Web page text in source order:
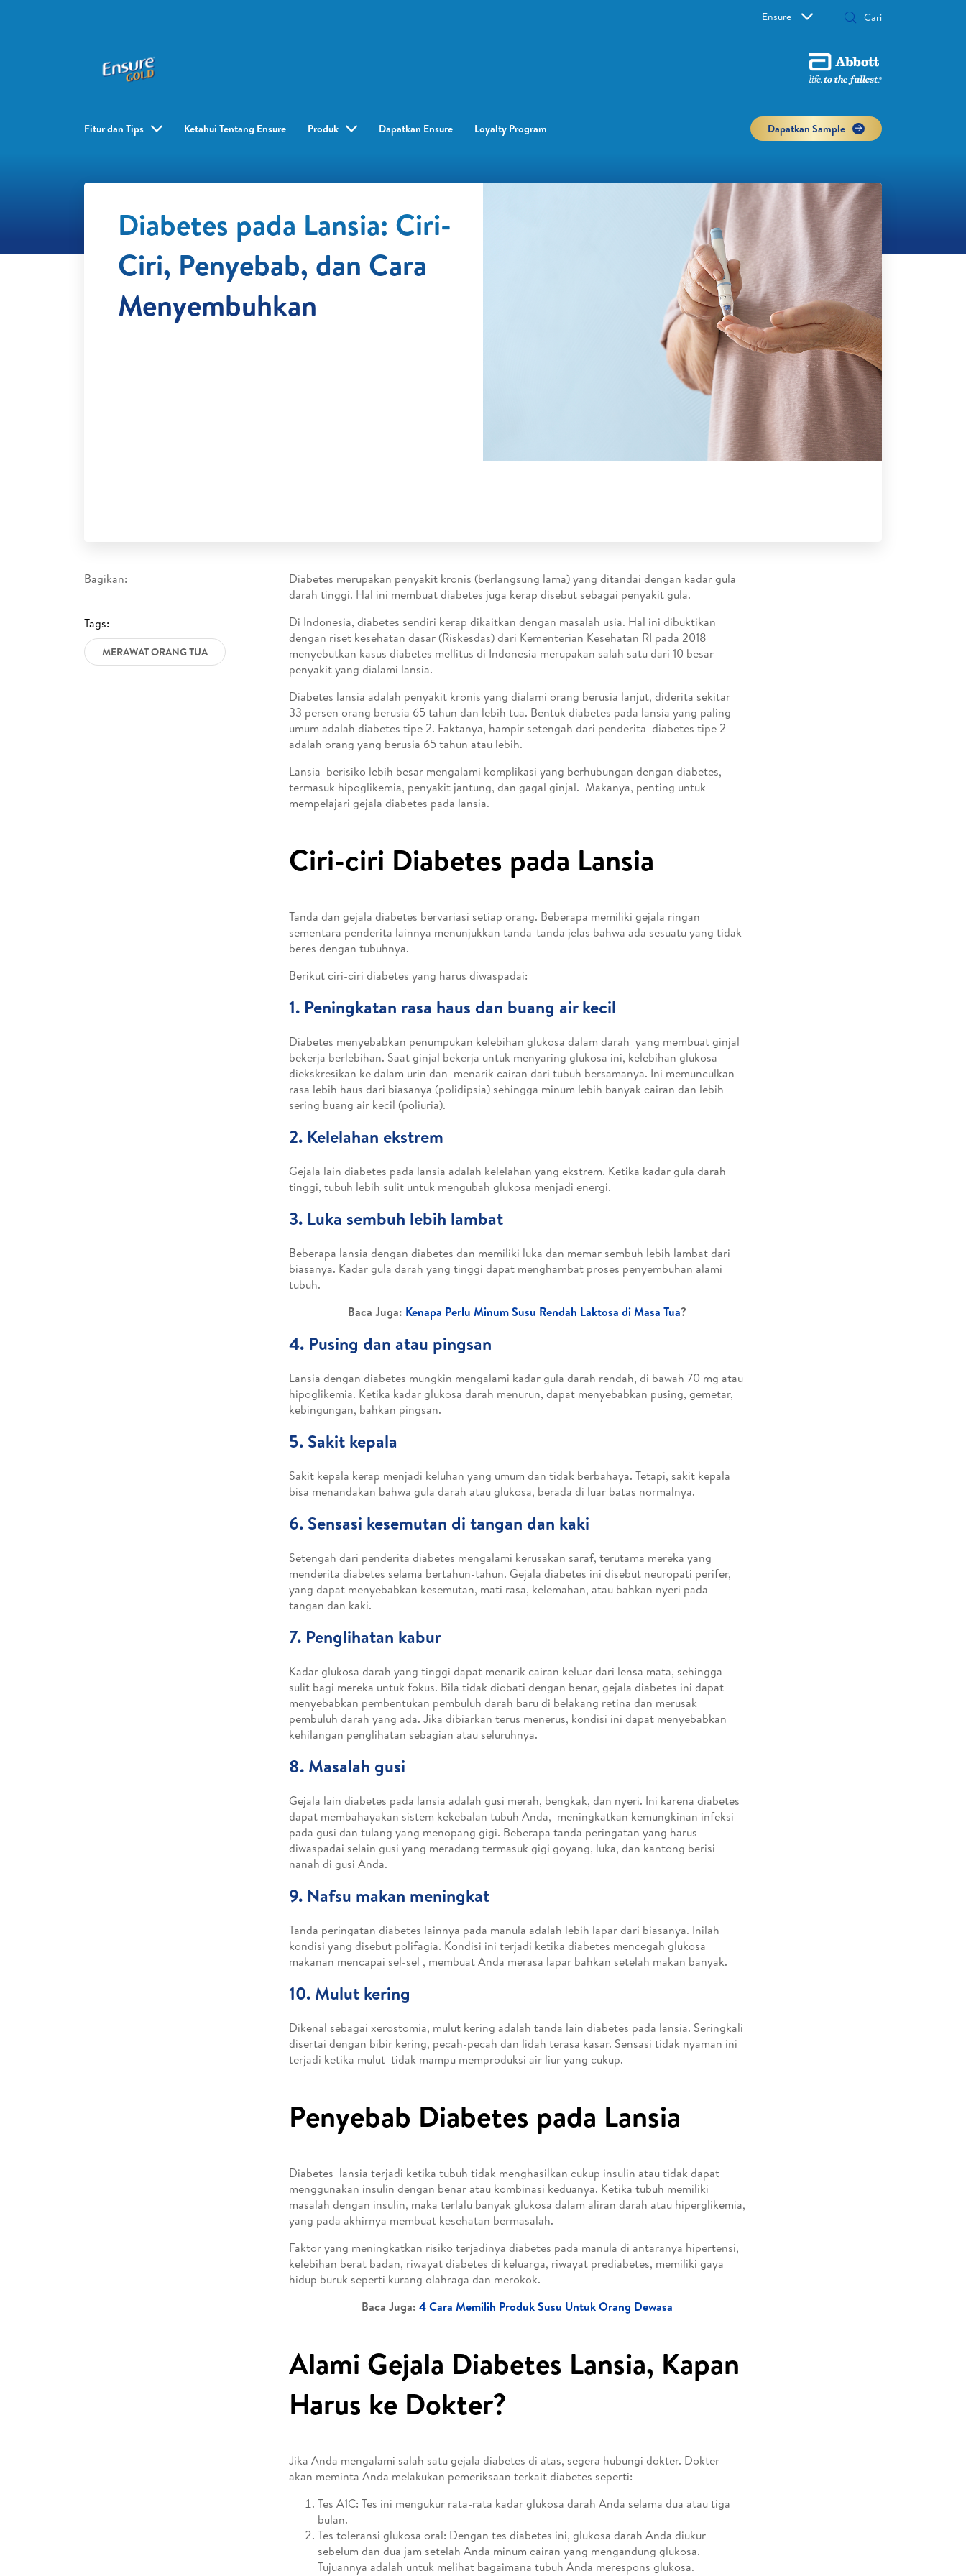
Ensure
Fitur dan Tips Ketahui Tentang Ensure Produk Dapatkan Ensure Loyalty Program​ Dapatkan Sample
Diabetes pada Lansia: Ciri-
Ciri, Penyebab, dan Cara
Menyembuhkan
Bagikan:
Tags:
MERAWAT ORANG TUA
Diabetes merupakan penyakit kronis (berlangsung lama) yang ditandai dengan kadar gula
darah tinggi. Hal ini membuat diabetes juga kerap disebut sebagai penyakit gula.
Di Indonesia, diabetes sendiri kerap dikaitkan dengan masalah usia. Hal ini dibuktikan
dengan riset kesehatan dasar (Riskesdas) dari Kementerian Kesehatan RI pada 2018
menyebutkan kasus diabetes mellitus di Indonesia merupakan salah satu dari 10 besar
penyakit yang dialami lansia.
Diabetes lansia adalah penyakit kronis yang dialami orang berusia lanjut, diderita sekitar
33 persen orang berusia 65 tahun dan lebih tua. Bentuk diabetes pada lansia yang paling
umum adalah diabetes tipe 2. Faktanya, hampir setengah dari penderita diabetes tipe 2
adalah orang yang berusia 65 tahun atau lebih.
Lansia berisiko lebih besar mengalami komplikasi yang berhubungan dengan diabetes,
termasuk hipoglikemia, penyakit jantung, dan gagal ginjal. Makanya, penting untuk
mempelajari gejala diabetes pada lansia.
Ciri-ciri Diabetes pada Lansia
Tanda dan gejala diabetes bervariasi setiap orang. Beberapa memiliki gejala ringan
sementara penderita lainnya menunjukkan tanda-tanda jelas bahwa ada sesuatu yang tidak
beres dengan tubuhnya.
Berikut ciri-ciri diabetes yang harus diwaspadai:
1. Peningkatan rasa haus dan buang air kecil
Diabetes menyebabkan penumpukan kelebihan glukosa dalam darah yang membuat ginjal
bekerja berlebihan. Saat ginjal bekerja untuk menyaring glukosa ini, kelebihan glukosa
diekskresikan ke dalam urin dan menarik cairan dari tubuh bersamanya. Ini memunculkan
rasa lebih haus dari biasanya (polidipsia) sehingga minum lebih banyak cairan dan lebih
sering buang air kecil (poliuria).
2. Kelelahan ekstrem
Gejala lain diabetes pada lansia adalah kelelahan yang ekstrem. Ketika kadar gula darah
tinggi, tubuh lebih sulit untuk mengubah glukosa menjadi energi.
3. Luka sembuh lebih lambat
Beberapa lansia dengan diabetes dan memiliki luka dan memar sembuh lebih lambat dari
biasanya. Kadar gula darah yang tinggi dapat menghambat proses penyembuhan alami
tubuh.
Baca Juga: Kenapa Perlu Minum Susu Rendah Laktosa di Masa Tua?
4. Pusing dan atau pingsan
Lansia dengan diabetes mungkin mengalami kadar gula darah rendah, di bawah 70 mg atau
hipoglikemia. Ketika kadar glukosa darah menurun, dapat menyebabkan pusing, gemetar,
kebingungan, bahkan pingsan.
5. Sakit kepala
Sakit kepala kerap menjadi keluhan yang umum dan tidak berbahaya. Tetapi, sakit kepala
bisa menandakan bahwa gula darah atau glukosa, berada di luar batas normalnya.
6. Sensasi kesemutan di tangan dan kaki
Setengah dari penderita diabetes mengalami kerusakan saraf, terutama mereka yang
menderita diabetes selama bertahun-tahun. Gejala diabetes ini disebut neuropati perifer,
yang dapat menyebabkan kesemutan, mati rasa, kelemahan, atau bahkan nyeri pada
tangan dan kaki.
7. Penglihatan kabur
Kadar glukosa darah yang tinggi dapat menarik cairan keluar dari lensa mata, sehingga
sulit bagi mereka untuk fokus. Bila tidak diobati dengan benar, gejala diabetes ini dapat
menyebabkan pembentukan pembuluh darah baru di belakang retina dan merusak
pembuluh darah yang ada. Jika dibiarkan terus menerus, kondisi ini dapat menyebabkan
kehilangan penglihatan sebagian atau seluruhnya.
8. Masalah gusi
Gejala lain diabetes pada lansia adalah gusi merah, bengkak, dan nyeri. Ini karena diabetes
dapat membahayakan sistem kekebalan tubuh Anda, meningkatkan kemungkinan infeksi
pada gusi dan tulang yang menopang gigi. Beberapa tanda peringatan yang harus
diwaspadai selain gusi yang meradang termasuk gigi goyang, luka, dan kantong berisi
nanah di gusi Anda.
9. Nafsu makan meningkat
Tanda peringatan diabetes lainnya pada manula adalah lebih lapar dari biasanya. Inilah
kondisi yang disebut polifagia. Kondisi ini terjadi ketika diabetes mencegah glukosa
makanan mencapai sel-sel , membuat Anda merasa lapar bahkan setelah makan banyak.
10. Mulut kering
Dikenal sebagai xerostomia, mulut kering adalah tanda lain diabetes pada lansia. Seringkali
disertai dengan bibir kering, pecah-pecah dan lidah terasa kasar. Sensasi tidak nyaman ini
terjadi ketika mulut tidak mampu memproduksi air liur yang cukup.
Penyebab Diabetes pada Lansia
Diabetes lansia terjadi ketika tubuh tidak menghasilkan cukup insulin atau tidak dapat
menggunakan insulin dengan benar atau kombinasi keduanya. Ketika tubuh memiliki
masalah dengan insulin, maka terlalu banyak glukosa dalam aliran darah atau hiperglikemia,
yang pada akhirnya membuat kesehatan bermasalah.
Faktor yang meningkatkan risiko terjadinya diabetes pada manula di antaranya hipertensi,
kelebihan berat badan, riwayat diabetes di keluarga, riwayat prediabetes, memiliki gaya
hidup buruk seperti kurang olahraga dan merokok.
Baca Juga: 4 Cara Memilih Produk Susu Untuk Orang Dewasa
Alami Gejala Diabetes Lansia, Kapan
Harus ke Dokter?
Jika Anda mengalami salah satu gejala diabetes di atas, segera hubungi dokter. Dokter
akan meminta Anda melakukan pemeriksaan terkait diabetes seperti:
Tes A1C: Tes ini mengukur rata-rata kadar glukosa darah Anda selama dua atau tiga
bulan.
Tes toleransi glukosa oral: Dengan tes diabetes ini, glukosa darah Anda diukur
sebelum dan dua jam setelah Anda minum cairan yang mengandung glukosa.
Tujuannya adalah untuk melihat bagaimana tubuh Anda merespons glukosa.